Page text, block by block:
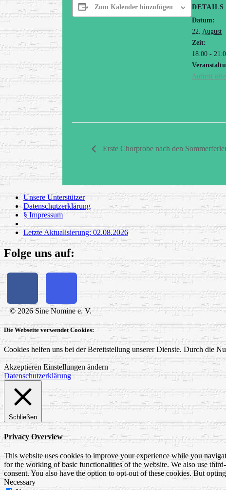
Zum Kalender hinzufügen
DETAILS
Datum:
22. August
Zeit:
18:00 -
Auftritt
Erste Chorprobe nach den
Unsere Unterstützer
Datenschutzerklärung
§ Impressum
_____________________
Letzte Aktualisierung: 02.08.2026
Folge uns auf:
© 2026 Sine Nomine e. V.
Die Webseite verwendet Cookies:
Cookies helfen uns bei der Bereitstellung unserer Dienste. Durch die
Akzeptieren Einstellungen ändern
Datenschutzerklärung
Schließen
Privacy Overview
This website uses cookies to improve your experience while you
for the working of basic functionalities of the website. We also use
consent. You also have the option to opt-out of these cookies. But
Necessary